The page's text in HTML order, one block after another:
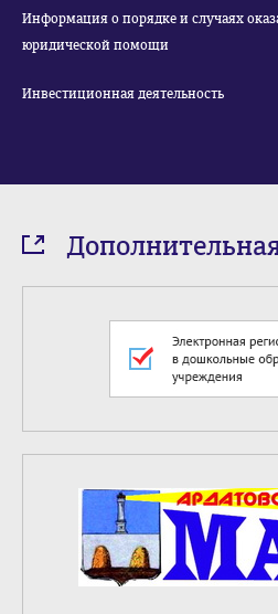
Информация о порядке и случаях
юридической помощи
Инвестиционная деятельность